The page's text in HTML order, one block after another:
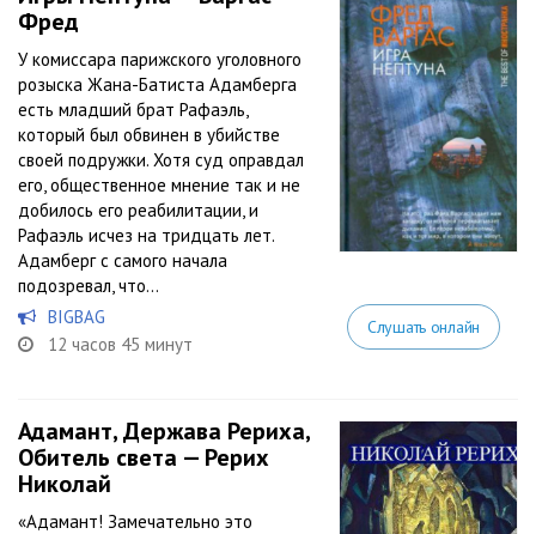
Фред
У комиссара парижского уголовного
розыска Жана-Батиста Адамберга
есть младший брат Рафаэль,
который был обвинен в убийстве
своей подружки. Хотя суд оправдал
его, общественное мнение так и не
добилось его реабилитации, и
Рафаэль исчез на тридцать лет.
Адамберг с самого начала
подозревал, что...
BIGBAG
12 часов 45 минут
Слушать онлайн
Адамант, Держава Рериха,
Обитель света — Рерих
Николай
«Адамант! Замечательно это